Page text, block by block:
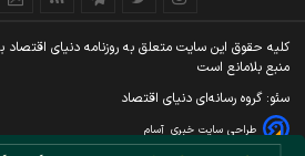
کليه حقوق اين سايت متعلق به روزنامه دنيای اقتصاد
منبع بلامانع است
سئو: گروه رسانه‌ای دنیای اقتصاد
طراحی سایت خبری آسام